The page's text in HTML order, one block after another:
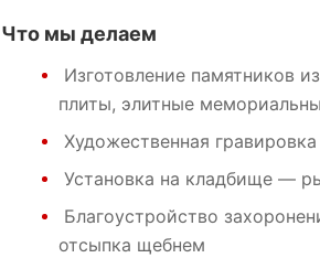
Что мы делаем
Изготовление памятников
плиты, элитные
Художественная гравировка
Установка на кладбище—
Благоустройство
отсыпка щебнем